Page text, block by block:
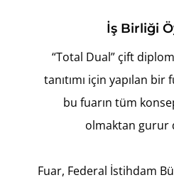
İş Birliği
“Total Dual” çift
tanıtımı için yapılan bir
bu fuarın tüm
olmaktan gurur
Fuar, Federal İstihdam